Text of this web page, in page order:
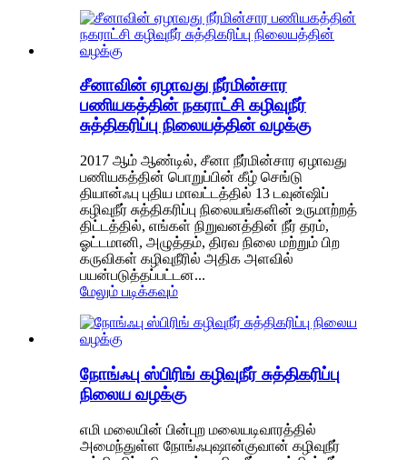
சீனாவின் ஏழாவது நீர்மின்சார
பணியகத்தின் நகராட்சி கழிவுநீர்
சுத்திகரிப்பு நிலையத்தின் வழக்கு
2017 ஆம் ஆண்டில், சீனா நீர்மின்சார ஏழாவது
பணியகத்தின் பொறுப்பின் கீழ் செங்டு
தியான்ஃபு புதிய மாவட்டத்தில் 13 டவுன்ஷிப்
கழிவுநீர் சுத்திகரிப்பு நிலையங்களின் உருமாற்றத்
திட்டத்தில், எங்கள் நிறுவனத்தின் நீர் தரம்,
ஓட்டமானி, அழுத்தம், திரவ நிலை மற்றும் பிற
கருவிகள் கழிவுநீரில் அதிக அளவில்
பயன்படுத்தப்பட்டன...
மேலும் படிக்கவும்
நோங்ஃபு ஸ்பிரிங் கழிவுநீர் சுத்திகரிப்பு
நிலைய வழக்கு
எமி மலையின் பின்புற மலையடிவாரத்தில்
அமைந்துள்ள நோங்ஃபுஷான்குவான் கழிவுநீர்